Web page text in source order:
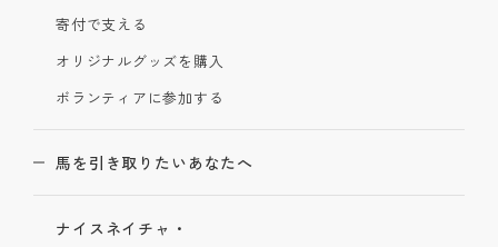
寄付で支える
オリジナルグッズを購入
ボランティアに参加する
馬を引き取りたいあなたへ
ナイスネイチャ・